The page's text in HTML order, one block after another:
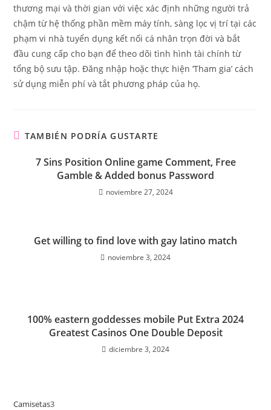
thương mại và thời gian với việc xác định những người trả
chậm từ hệ thống phần mềm máy tính, sàng lọc vị trí tại các
phạm vi nhà tuyển dụng kết nối cá nhân trọn đời và bắt
đầu cung cấp cho bạn để theo dõi tình hình tài chính từ
tổng bộ sưu tập. Đăng nhập hoặc thực hiện ‘Tham gia’ cách
sử dụng miễn phí và tắt phương pháp của họ.
TAMBIÉN PODRÍA GUSTARTE
7 Sins Position Online game Comment, Free
Gamble & Added bonus Password
noviembre 27, 2024
Get willing to find love with gay latino match
noviembre 3, 2024
100% eastern goddesses mobile Put Extra 2024
Greatest Casinos One Double Deposit
diciembre 3, 2024
Camisetas33